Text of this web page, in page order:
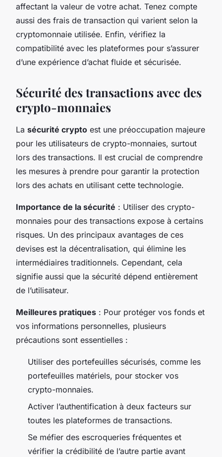
affectant la valeur de votre achat. Tenez compte
aussi des frais de transaction qui varient selon la
cryptomonnaie utilisée. Enfin, vérifiez la
compatibilité avec les plateformes pour s’assurer
d’une expérience d’achat fluide et sécurisée.
Sécurité des transactions avec des
crypto-monnaies
La sécurité crypto est une préoccupation majeure
pour les utilisateurs de crypto-monnaies, surtout
lors des transactions. Il est crucial de comprendre
les mesures à prendre pour garantir la protection
lors des achats en utilisant cette technologie.
Importance de la sécurité : Utiliser des crypto-
monnaies pour des transactions expose à certains
risques. Un des principaux avantages de ces
devises est la décentralisation, qui élimine les
intermédiaires traditionnels. Cependant, cela
signifie aussi que la sécurité dépend entièrement
de l’utilisateur.
Meilleures pratiques : Pour protéger vos fonds et
vos informations personnelles, plusieurs
précautions sont essentielles :
Utiliser des portefeuilles sécurisés, comme les
portefeuilles matériels, pour stocker vos
crypto-monnaies.
Activer l’authentification à deux facteurs sur
toutes les plateformes de transactions.
Se méfier des escroqueries fréquentes et
vérifier la crédibilité de l’autre partie avant